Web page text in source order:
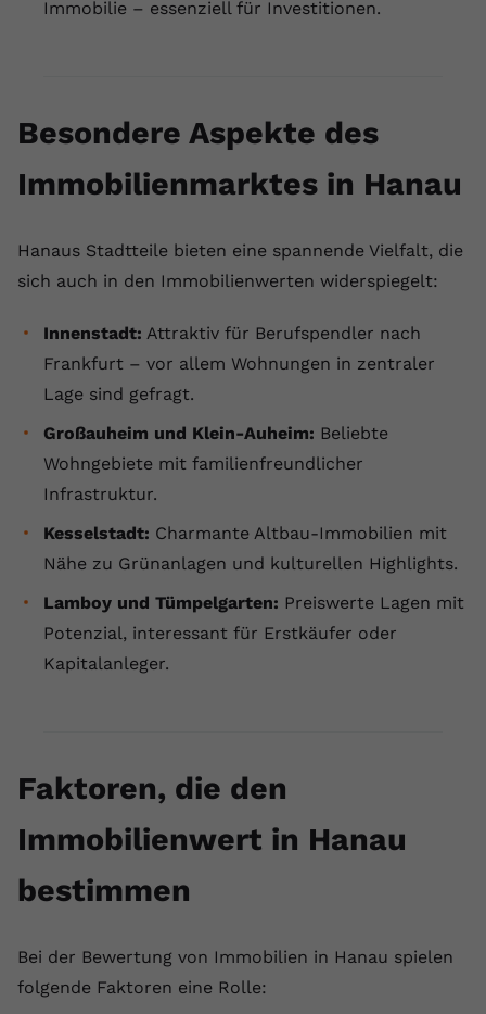
Immobilie – essenziell für Investitionen.
Besondere Aspekte des
Immobilienmarktes in Hanau
Hanaus Stadtteile bieten eine spannende Vielfalt, die
sich auch in den Immobilienwerten widerspiegelt:
Innenstadt: Attraktiv für Berufspendler nach
Frankfurt – vor allem Wohnungen in zentraler
Lage sind gefragt.
Großauheim und Klein-Auheim: Beliebte
Wohngebiete mit familienfreundlicher
Infrastruktur.
Kesselstadt: Charmante Altbau-Immobilien mit
Nähe zu Grünanlagen und kulturellen Highlights.
Lamboy und Tümpelgarten: Preiswerte Lagen mit
Potenzial, interessant für Erstkäufer oder
Kapitalanleger.
Faktoren, die den
Immobilienwert in Hanau
bestimmen
Bei der Bewertung von Immobilien in Hanau spielen
folgende Faktoren eine Rolle: